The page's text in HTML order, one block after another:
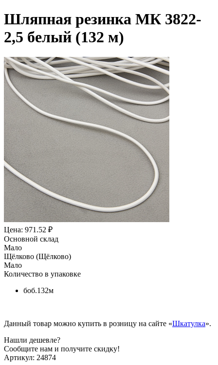
Шляпная резинка МК 3822-
2,5 белый (132 м)
Цена: 971.52 ₽
Основной склад
Мало
Щёлково (Щёлково)
Мало
Количество в упаковке
боб.132м
Данный товар можно купить в розницу на сайте «Шкатулка».
Нашли дешевле?
Сообщите нам и получите скидку!
Артикул: 24874